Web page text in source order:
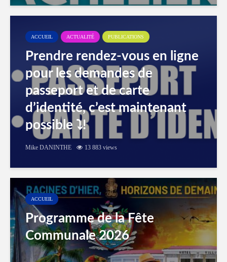
ACCUEIL ACTUALITÉ PUBLICATIONS
Prendre rendez-vous en ligne
pour les demandes de
passeport et de carte
d’identité, c’est maintenant
possible ⤵️!
Mike DANINTHE 13 883 views
ACCUEIL
Programme de la Fête
Communale 2026